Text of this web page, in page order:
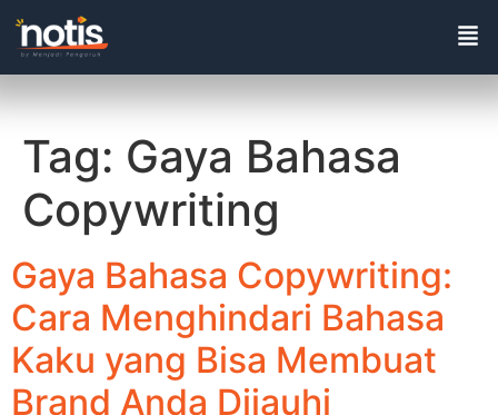
Tag: Gaya Bahasa
Copywriting
Gaya Bahasa Copywriting:
Cara Menghindari Bahasa
Kaku yang Bisa Membuat
Brand Anda Dijauhi